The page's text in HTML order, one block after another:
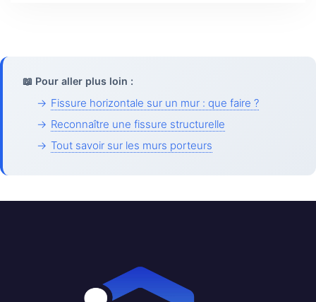
📖 Pour aller plus loin :
→ Fissure horizontale sur un mur : que faire ?
→ Reconnaître une fissure structurelle
→ Tout savoir sur les murs porteurs